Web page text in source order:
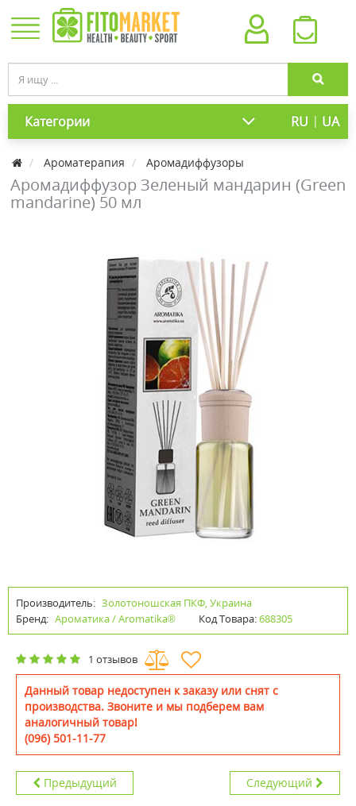
Категории RU | UA
Ароматерапия Аромадиффузоры
Аромадиффузор Зеленый мандарин (Green
mandarine) 50 мл
Производитель: Золотоношская ПКФ, Украина
Бренд: Ароматика / Aromatika® Код Товара:688305
1 отзывов
Данный товар недоступен к заказу или снят с
производства. Звоните и мы подберем вам
аналогичный товар!
(096) 501-11-77
Предыдущий Следующий